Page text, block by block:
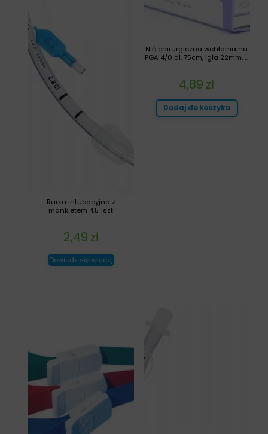
Nić chirurgiczna wchłanialna
PGA 4/0 dł. 75cm, igła 22mm, ...
4,89 zł
Dodaj do koszyka
Rurka intubacyjna z
mankietem 4.5 1szt
2,49 zł
Dowiedz się więcej